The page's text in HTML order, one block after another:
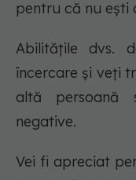
pentru că nu ești
Abilitățile dvs.
încercare și veți
altă
negative.
Vei fi apreciat